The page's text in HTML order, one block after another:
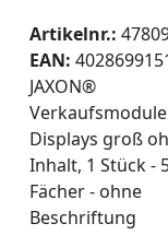
Artikelnr.:
EAN:
JAXON®
Displays groß
Inhalt, 1 Stück -
Fächer - ohne
Beschriftung